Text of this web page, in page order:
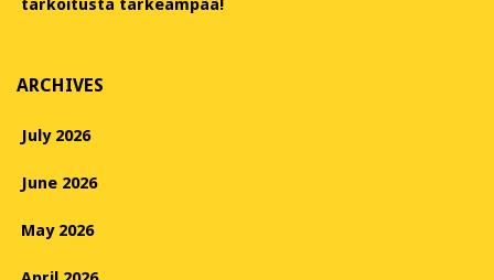
tarkoitusta tärkeämpää!
ARCHIVES
July 2026
June 2026
May 2026